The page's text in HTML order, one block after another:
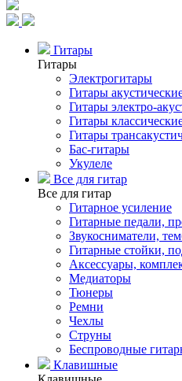
Гитары
Гитары
Электрогитары
Гитары
Гитары электро-
Гитары
Гитары
Бас-гитары
Укулеле
Все для гитар
Все для гитар
Гитарное усиление
Гитарные педали,
Звукосниматели,
Гитарные стойки,
Аксессуары,
Медиаторы
Тюнеры
Ремни
Чехлы
Струны
Беспроводные
Клавишные